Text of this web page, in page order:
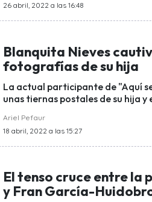
26 abril, 2022 a las 16:48
Blanquita Nieves
fotografías de su hija
La actual participante de "Aquí
unas tiernas postales de su hija y
Ariel Pefaur
18 abril, 2022 a las 15:27
El tenso cruce entre la
y Fran García-